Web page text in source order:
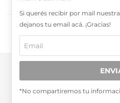
Si querés recibir por mail
dejanos tu email acá. ¡Gracias!
*No compartiremos tu